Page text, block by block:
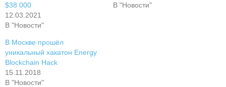
$38 000
12.03.2021
В "Новости"
В "Новости"
В Москве прошёл
уникальный хакатон Energy
Blockchain Hack
15.11.2018
В "Новости"